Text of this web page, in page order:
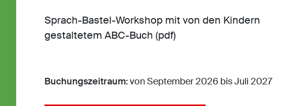
Sprach-Bastel-Workshop mit von den Kindern
gestaltetem ABC-Buch (pdf)
Buchungszeitraum:von September 2026 bis Juli 2027